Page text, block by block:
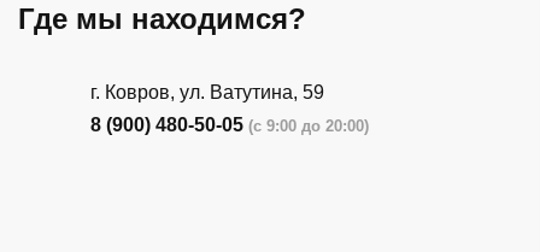
Где мы находимся?
г. Ковров, ул. Ватутина, 59
8 (900) 480-50-05 (с 9:00 до 20:00)